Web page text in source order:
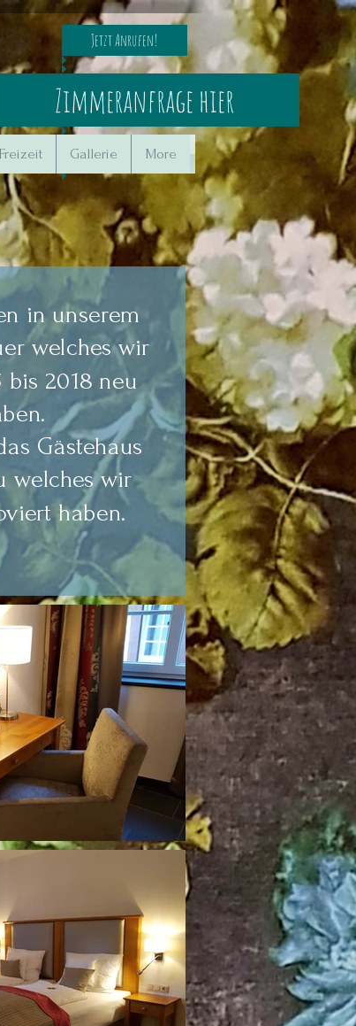
Jetzt Anrufen!
Zimmeranfrage hier
Freizeit Gallerie More
in unserem
welches wir
bis 2018 neu
Gästehaus
welches wir
haben.